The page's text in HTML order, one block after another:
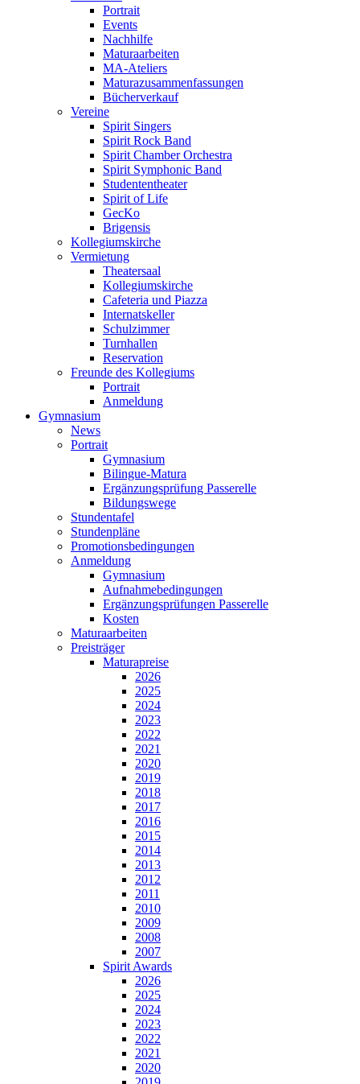
Portrait
Events
Nachhilfe
Maturaarbeiten
MA-Ateliers
Maturazusammenfassungen
Bücherverkauf
Vereine
Spirit Singers
Spirit Rock Band
Spirit Chamber Orchestra
Spirit Symphonic Band
Studententheater
Spirit of Life
GecKo
Brigensis
Kollegiumskirche
Vermietung
Theatersaal
Kollegiumskirche
Cafeteria und Piazza
Internatskeller
Schulzimmer
Turnhallen
Reservation
Freunde des Kollegiums
Portrait
Anmeldung
Gymnasium
News
Portrait
Gymnasium
Bilingue-Matura
Ergänzungsprüfung Passerelle
Bildungswege
Stundentafel
Stundenpläne
Promotionsbedingungen
Anmeldung
Gymnasium
Aufnahmebedingungen
Ergänzungsprüfungen Passerelle
Kosten
Maturaarbeiten
Preisträger
Maturapreise
2026
2025
2024
2023
2022
2021
2020
2019
2018
2017
2016
2015
2014
2013
2012
2011
2010
2009
2008
2007
Spirit Awards
2026
2025
2024
2023
2022
2021
2020